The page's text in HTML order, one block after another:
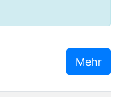
Mehr